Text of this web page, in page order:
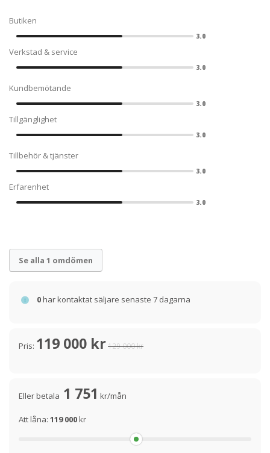
Butiken
3.0
Verkstad & service
3.0
Kundbemötande
3.0
Tillgänglighet
3.0
Tillbehör & tjänster
3.0
Erfarenhet
3.0
Se alla 1 omdömen
0har kontaktat säljare senaste 7 dagarna
Pris: 119 000 kr129 000 kr
Eller betala 1 751 kr/mån
Att låna: 119 000kr